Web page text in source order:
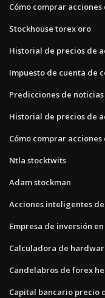
Cómo comprar
Stockhouse torex oro
Historial de precios de
Impuesto de cuenta de
Predicciones de
Historial de precios de
Cómo comprar
Ntla stocktwits
Adam stockman
Acciones inteligentes
Empresa de inversión
Calculadora de
Candelabros de forex
Capital bancario precio